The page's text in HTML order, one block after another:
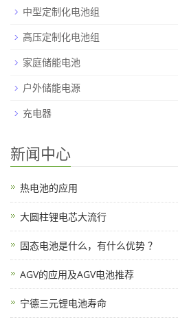
中型定制化电池组
高压定制化电池组
家庭储能电池
户外储能电源
充电器
新闻中心
热电池的应用
大圆柱锂电芯大流行
固态电池是什么，有什么优势 ？
AGV的应用及AGV电池推荐
宁德三元锂电池寿命